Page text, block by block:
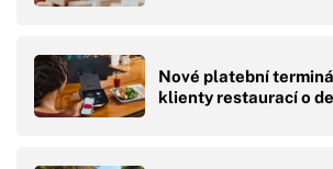
Nové platební
klienty restaurací o